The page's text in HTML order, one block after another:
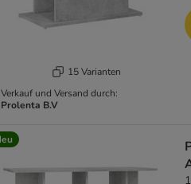
15 Varianten
Verkauf und Versand durch:
Prolenta B.V